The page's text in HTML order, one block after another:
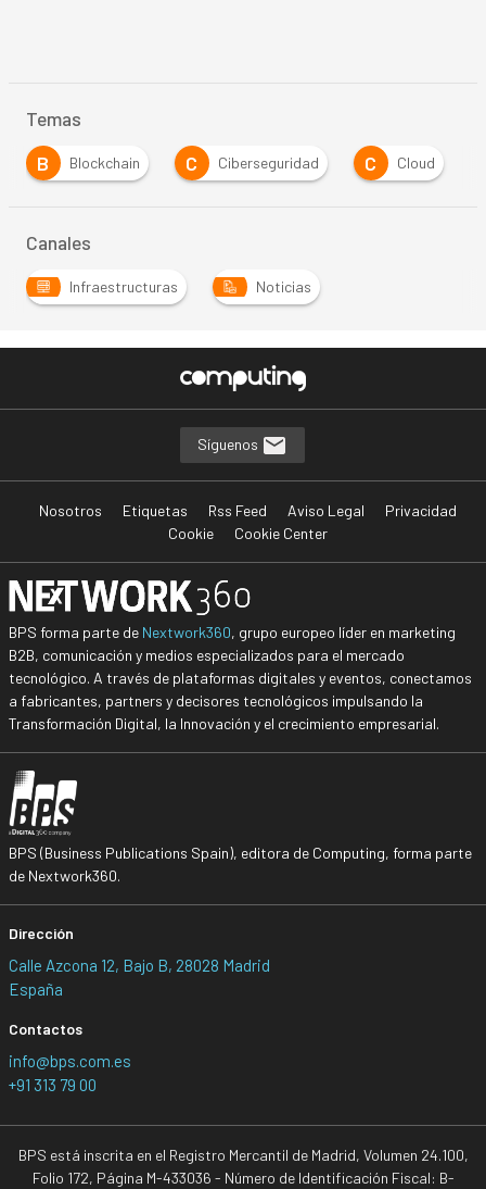
Temas
B
Blockchain C Ciberseguridad C Cloud
Canales
Infraestructuras Noticias
Síguenos
Nosotros Etiquetas Rss Feed Aviso Legal
Privacidad
Cookie
Cookie Center
BPS forma parte de Nextwork360, grupo europeo líder en marketing
B2B, comunicación y medios especializados para el mercado
tecnológico. A través de plataformas digitales y eventos, conectamos
a fabricantes, partners y decisores tecnológicos impulsando la
Transformación Digital, la Innovación y el crecimiento empresarial.
BPS (Business Publications Spain), editora de Computing, forma parte
de Nextwork360.
Dirección
Calle Azcona 12, Bajo B, 28028 Madrid
España
Contactos
info@bps.com.es
+91 313 79 00
BPS está inscrita en el Registro Mercantil de Madrid, Volumen 24.100,
Folio 172, Página M-433036 - Número de Identificación Fiscal: B-